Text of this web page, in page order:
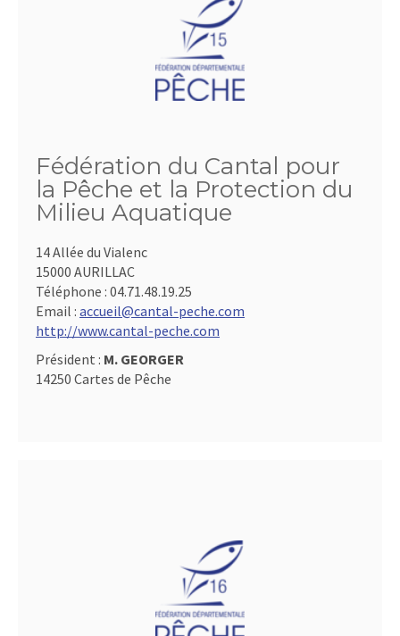
Fédération du Cantal pour
la Pêche et la Protection du
Milieu Aquatique
14 Allée du Vialenc
15000 AURILLAC
Téléphone : 04.71.48.19.25
Email : accueil@cantal-peche.com
http://www.cantal-peche.com
Président : M. GEORGER
14250 Cartes de Pêche